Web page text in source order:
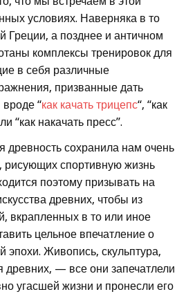
условиях. Наверняка в то
Греции, а позднее и античном
комплексы тренировок для
в себя различные
призванные дать
“как качать трицепс“, “как
“как накачать пресс”.
древность сохранила нам очень
рисующих спортивную жизнь
поэтому призывать на
древних, чтобы из
вкрапленных в то или иное
цельное впечатление о
эпохи. Живопись, скульптура,
— все они запечатлели
угасшей жизни и пронесли его